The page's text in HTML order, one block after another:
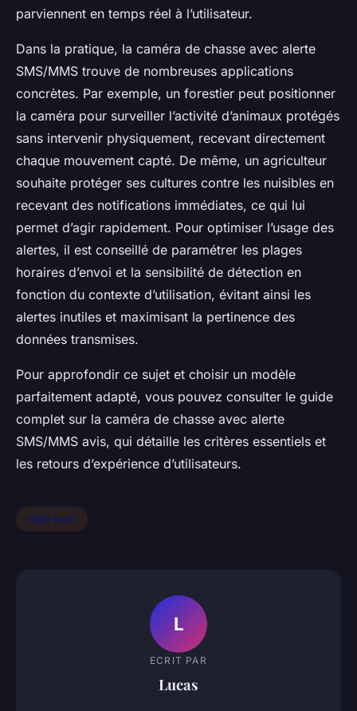
parviennent en temps réel à l’utilisateur.
Dans la pratique, la caméra de chasse avec alerte
SMS/MMS trouve de nombreuses applications
concrètes. Par exemple, un forestier peut positionner
la caméra pour surveiller l’activité d’animaux protégés
sans intervenir physiquement, recevant directement
chaque mouvement capté. De même, un agriculteur
souhaite protéger ses cultures contre les nuisibles en
recevant des notifications immédiates, ce qui lui
permet d’agir rapidement. Pour optimiser l’usage des
alertes, il est conseillé de paramétrer les plages
horaires d’envoi et la sensibilité de détection en
fonction du contexte d’utilisation, évitant ainsi les
alertes inutiles et maximisant la pertinence des
données transmises.
Pour approfondir ce sujet et choisir un modèle
parfaitement adapté, vous pouvez consulter le guide
complet sur la caméra de chasse avec alerte
SMS/MMS avis, qui détaille les critères essentiels et
les retours d’expérience d’utilisateurs.
High tech
L
ECRIT PAR
Lucas